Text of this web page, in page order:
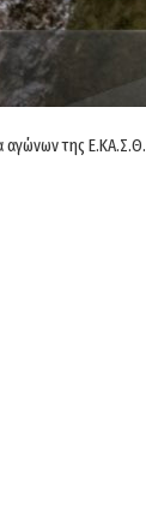
της Ε.ΚΑ.Σ.Θ.